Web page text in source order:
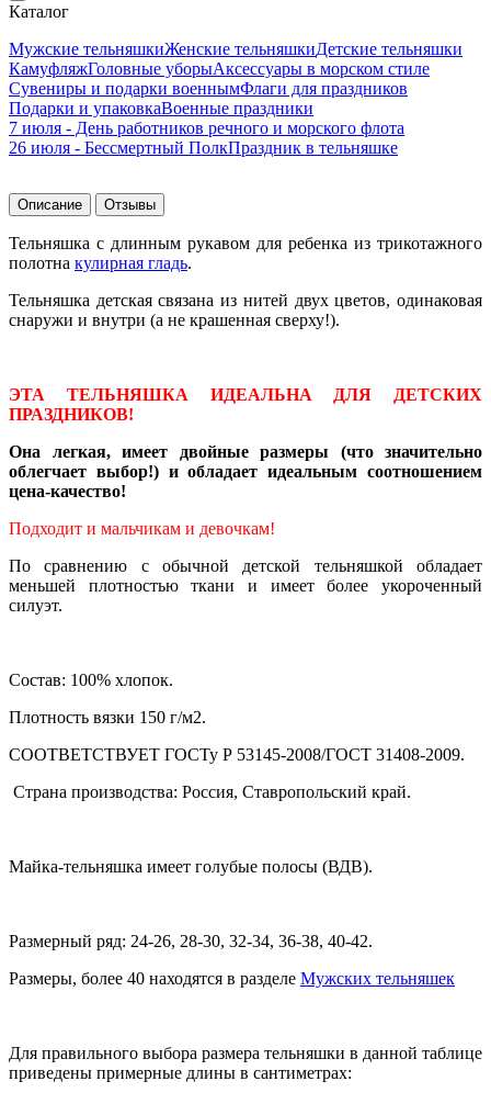
Каталог
Мужские тельняшкиЖенские тельняшкиДетские тельняшки
КамуфляжГоловные уборыАксессуары в морском стиле
Сувениры и подарки военнымФлаги для праздников
Подарки и упаковкаВоенные праздники
7 июля - День работников речного и морского флота
26 июля - Бессмертный ПолкПраздник в тельняшке
Описание Отзывы
Тельняшка с длинным рукавом для ребенка из трикотажного
полотна кулирная гладь.
Тельняшка детская связана из нитей двух цветов, одинаковая
снаружи и внутри (а не крашенная сверху!).
ЭТА ТЕЛЬНЯШКА ИДЕАЛЬНА ДЛЯ ДЕТСКИХ
ПРАЗДНИКОВ!
Она легкая, имеет двойные размеры (что значительно
облегчает выбор!) и обладает идеальным соотношением
цена-качество!
Подходит и мальчикам и девочкам!
По сравнению с обычной детской тельняшкой обладает
меньшей плотностью ткани и имеет более укороченный
силуэт.
Состав: 100% хлопок.
Плотность вязки 150 г/м2.
СООТВЕТСТВУЕТ ГОСТу Р 53145-2008/ГОСТ 31408-2009.
Страна производства: Россия, Ставропольский край.
Майка-тельняшка имеет голубые полосы (ВДВ).
Размерный ряд: 24-26, 28-30, 32-34, 36-38, 40-42.
Размеры, более 40 находятся в разделе Мужских тельняшек
Для правильного выбора размера тельняшки в данной таблице
приведены примерные длины в сантиметрах: